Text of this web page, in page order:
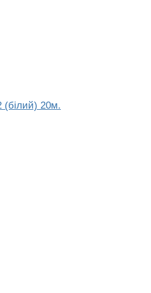
(білий) 20м.